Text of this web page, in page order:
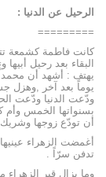
الرحيل عن الدنيا :
=========
كانت فاطمة كشمعة
البقاء بعد رحيل
يهتف : أشهد أن محمداً
يوماً بعد آخر ,وهزل
ودّعت الدنيا ودّعت
بسنواتها الخمس وأم
أن تودّع زوجها وشريك
أغمضت الزهراء
تدفن سرّاً .
وما يزال قبر الزهراء